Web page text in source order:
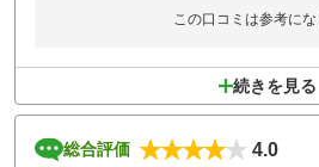
この口コミは参考に
続きを見る
総合評価 4.0